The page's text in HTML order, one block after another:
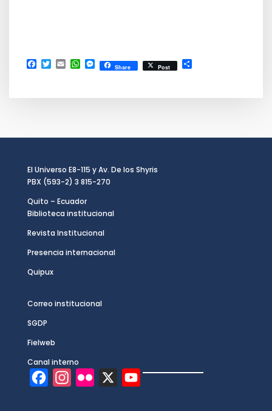
Facebook
TwitterEmailWhatsApp
Messenger
Share Post
El Universo E8-115 y Av. De los Shyris
PBX (593-2) 3 815-270
Quito – Ecuador
Biblioteca institucional
Revista Institucional
Presencia internacional
Quipux
Correo institucional
SGDP
Fielweb
Canal interno
Y